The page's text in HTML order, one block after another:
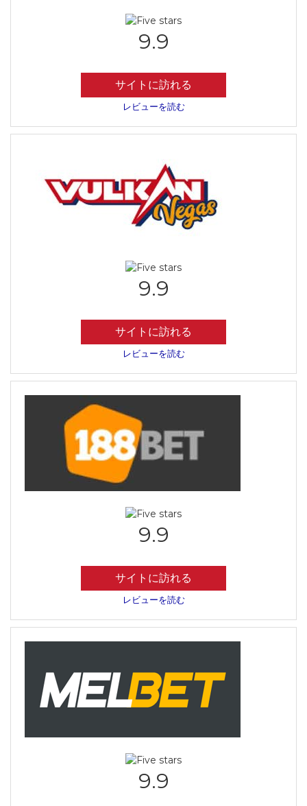
9.9
サイトに訪れる
レビューを読む
9.9
サイトに訪れる
レビューを読む
9.9
サイトに訪れる
レビューを読む
9.9